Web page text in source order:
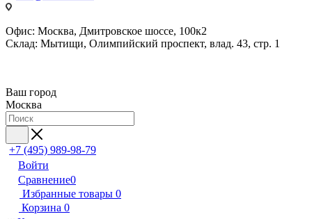
Офис: Москва, Дмитровское шоссе, 100к2
Склад: Мытищи, Олимпийский проспект, влад. 43, стр. 1
Ваш город
Москва
+7 (495) 989-98-79
Войти
Сравнение0
Избранные товары 0
Корзина 0